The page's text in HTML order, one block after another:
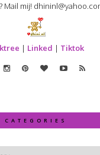
Mail mij!
| Linked | Tiktok
CATEGORIES